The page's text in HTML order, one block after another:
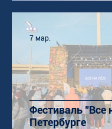
Фестиваль "Все
Петербурге
7 мар.